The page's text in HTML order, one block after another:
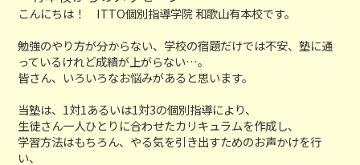
こんにちは！ ITTO個別指導学院 和歌山有本校です。
勉強のやり方が分からない、学校の宿題だけでは不安、塾に通
っているけれど成績が上がらない…。
皆さん、いろいろなお悩みがあると思います。
当塾は、1対1あるいは1対3の個別指導により、
生徒さん一人ひとりに合わせたカリキュラムを作成し、
学習方法はもちろん、やる気を引き出すためのお声かけを行
い、